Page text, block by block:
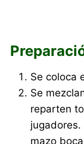
Se coloca
Se
reparten
mazo